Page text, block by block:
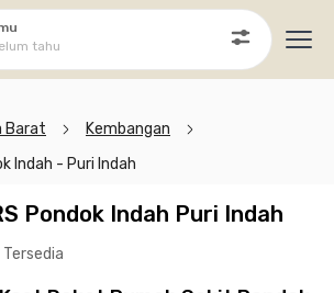
tahu
Barat
Kembangan
Indah - Puri Indah
Pondok Indah Puri Indah
Tersedia